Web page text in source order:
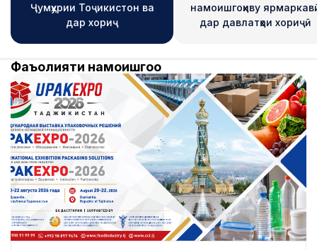
Ҷумҳурии Тоҷикистон ва
дар хориҷ
намоишгоҳиву
дар давлатҳои хориҷӣ
Фаъолияти намоишгоҳҳо